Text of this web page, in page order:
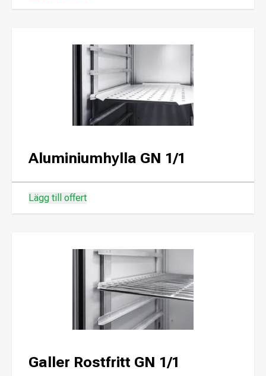
Aluminiumhylla GN 1/1
Lägg till offert
Galler Rostfritt GN 1/1